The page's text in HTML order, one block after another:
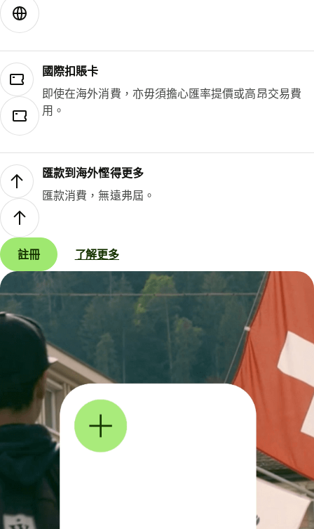
國際扣賬卡
即使在海外消費，亦毋須擔心匯率提價或高昂交易費
用。
匯款到海外慳得更多
匯款消費，無遠弗屆。
註冊 了解更多